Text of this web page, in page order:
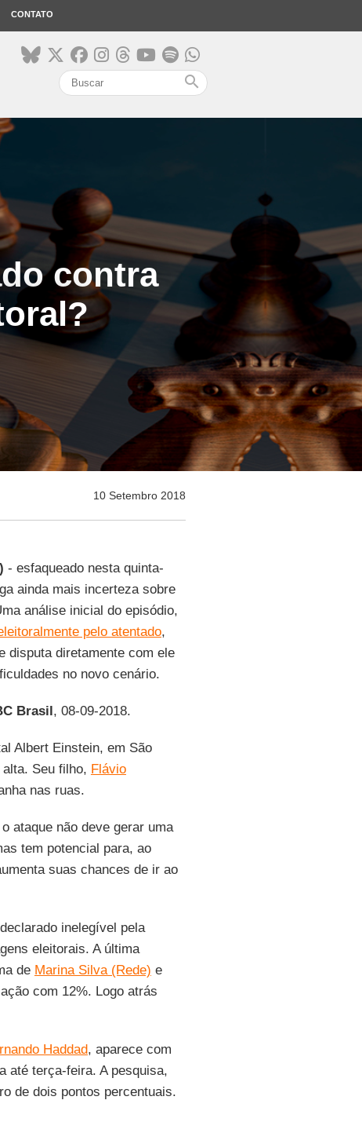
CONTATO
search
contra
10 Setembro 2018
- esfaqueado nesta quinta-
ainda mais incerteza sobre
análise inicial do episódio,
pelo atentado,
disputa diretamente com ele
no novo cenário.
Brasil, 08-09-2018.
Albert Einstein, em São
Seu filho, Flávio
nas ruas.
o ataque não deve gerar uma
tem potencial para, ao
suas chances de ir ao
inelegível pela
eleitorais. A última
de Marina Silva (Rede) e
com 12%. Logo atrás
Haddad, aparece com
até terça-feira. A pesquisa,
de dois pontos percentuais.